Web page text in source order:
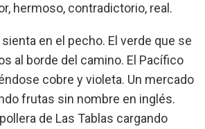
hermoso, contradictorio, real.
en el pecho. El verde que se
al borde del camino. El Pacífico
cobre y violeta. Un mercado
frutas sin nombre en inglés.
de Las Tablas cargando